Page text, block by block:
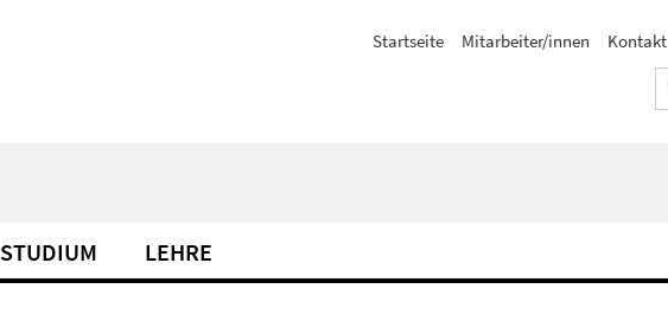
Startseite Mitarbeiter/innen Kontakt
STUDIUM LEHRE